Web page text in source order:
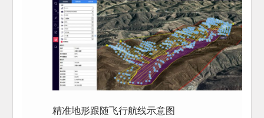
精准地形跟随飞行航线示意图